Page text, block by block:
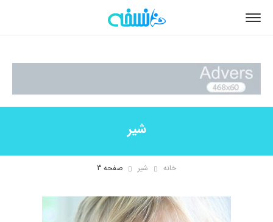
شیر
خانه شیر صفحه 3